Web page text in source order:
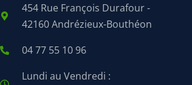
454 Rue François Durafour -
42160 Andrézieux-Bouthéon
04 77 55 10 96
Lundi au Vendredi :